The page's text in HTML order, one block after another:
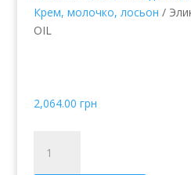
Крем, молочко, лосьон /
OIL
2,064.00 грн
товара